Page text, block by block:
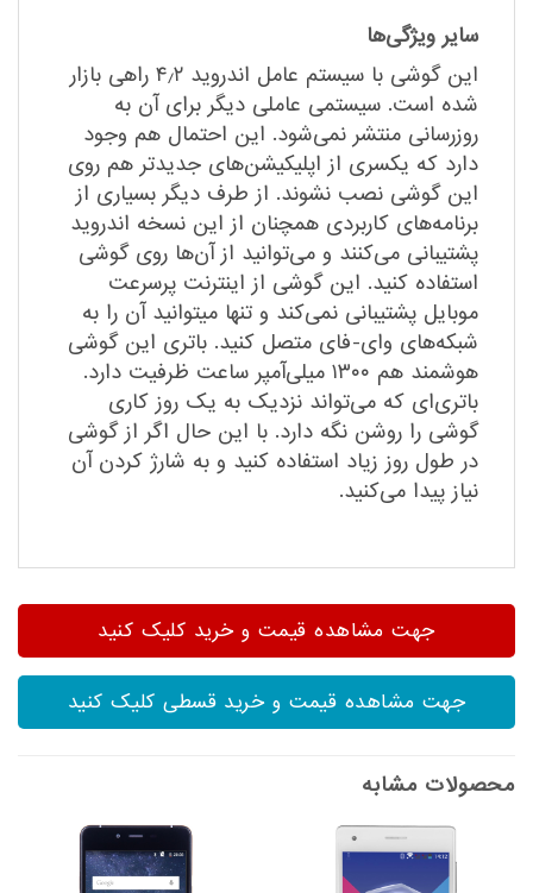
سایر ویژگی‌ها
این گوشی با سیستم عامل اندروید ۴٫۲ راهی بازار
شده است. سیستمی عاملی دیگر برای آن به
روزرسانی منتشر نمی‌شود. این احتمال هم وجود
دارد که یکسری از اپلیکیشن‌های جدیدتر هم روی
این گوشی نصب نشوند. از طرف دیگر بسیاری از
برنامه‌های کاربردی همچنان از این نسخه اندروید
پشتیبانی می‌کنند و می‌توانید از آن‌‌ها روی گوشی
استفاده کنید. این گوشی از اینترنت پرسرعت
موبایل پشتیبانی نمی‌کند و تنها میتوانید آن را به
شبکه‌های وای-فای متصل کنید. باتری این گوشی
هوشمند هم ۱۳۰۰ میلی‌آمپر ساعت ظرفیت دارد.
باتری‌ای که می‌تواند نزدیک به یک روز کاری
گوشی را روشن نگه دارد. با این حال اگر از گوشی
در طول روز زیاد استفاده کنید و به شارژ کردن آن
نیاز پیدا می‌کنید.
جهت مشاهده قیمت و خرید کلیک کنید
جهت مشاهده قیمت و خرید قسطی کلیک کنید
محصولات مشابه